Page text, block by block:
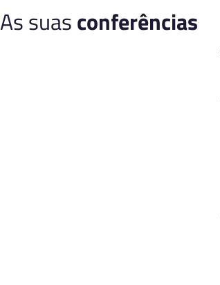
As suasconferências